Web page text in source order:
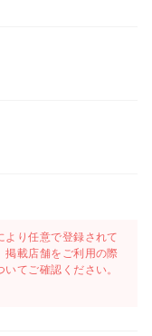
より任意で登録されて
掲載店舗をご利用の際
てご確認ください。